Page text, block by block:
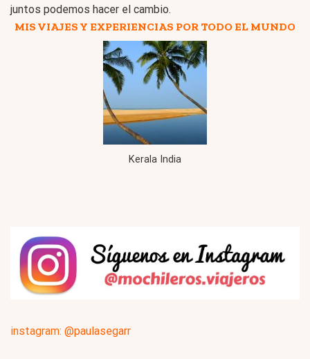
juntos podemos hacer el cambio.
MIS VIAJES Y EXPERIENCIAS POR TODO EL MUNDO
Kerala India
instagram: @paulasegarr